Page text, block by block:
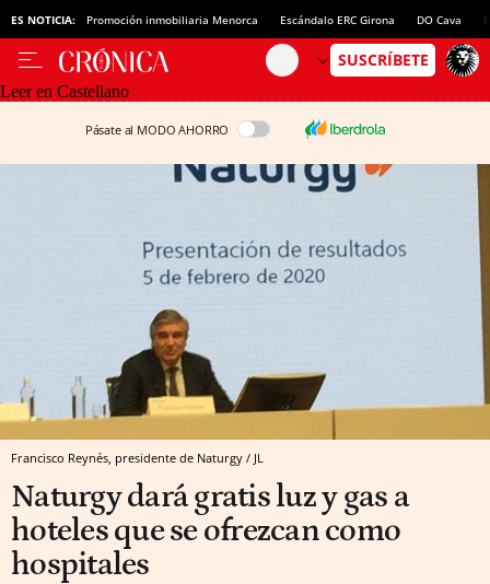
ES NOTICIA: Promoción inmobiliaria Menorca Escándalo ERC Girona DO Cava
Leer en Castellano
Pásate al MODO AHORRO
Francisco Reynés, presidente de Naturgy / JL
Naturgy dará gratis luz y gas a
hoteles que se ofrezcan como
hospitales